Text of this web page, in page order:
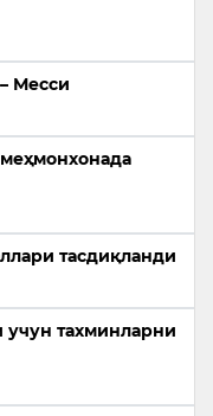
Месси
тасдиқланди
тахминларни